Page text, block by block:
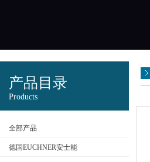
产品目录
Products
全部产品
德国EUCHNER安士能